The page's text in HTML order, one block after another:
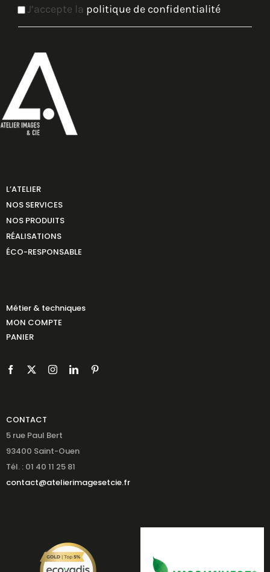
J’accepte la politique de confidentialité
L’ATELIER
NOS SERVICES
NOS PRODUITS
RÉALISATIONS
ÉCO-RESPONSABLE
Métier & techniques
MON COMPTE
PANIER
CONTACT
5 rue Paul Bert
93400 Saint-Ouen
Tél. : 01 40 11 25 81
contact@atelierimagesetcie.fr